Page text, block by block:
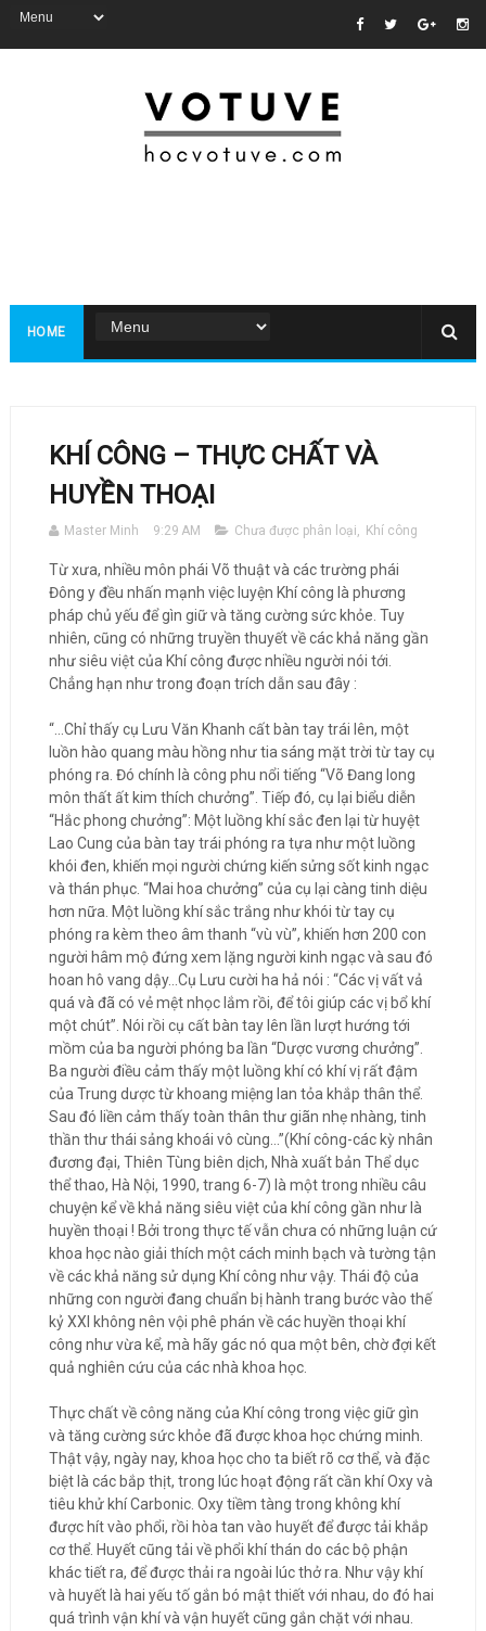
HOME
KHÍ CÔNG – THỰC CHẤT VÀ
HUYỀN THOẠI
Master Minh 9:29 AM Chưa được phân loại, Khí công
Từ xưa, nhiều môn phái Võ thuật và các trường phái
Đông y đều nhấn mạnh việc luyện Khí công là phương
pháp chủ yếu để gìn giữ và tăng cường sức khỏe. Tuy
nhiên, cũng có những truyền thuyết về các khả năng gần
như siêu việt của Khí công được nhiều người nói tới.
Chẳng hạn như trong đoạn trích dẫn sau đây :
“…Chỉ thấy cụ Lưu Văn Khanh cất bàn tay trái lên, một
luồn hào quang màu hồng như tia sáng mặt trời từ tay cụ
phóng ra. Đó chính là công phu nổi tiếng “Võ Đang long
môn thất ất kim thích chưởng”. Tiếp đó, cụ lại biểu diễn
“Hắc phong chưởng”: Một luồng khí sắc đen lại từ huyệt
Lao Cung của bàn tay trái phóng ra tựa như một luồng
khói đen, khiến mọi người chứng kiến sửng sốt kinh ngạc
và thán phục. “Mai hoa chưởng” của cụ lại càng tinh diệu
hơn nữa. Một luồng khí sắc trắng như khói từ tay cụ
phóng ra kèm theo âm thanh “vù vù”, khiến hơn 200 con
người hâm mộ đứng xem lặng người kinh ngạc và sau đó
hoan hô vang dậy…Cụ Lưu cười ha hả nói : “Các vị vất vả
quá và đã có vẻ mệt nhọc lắm rồi, để tôi giúp các vị bổ khí
một chút”. Nói rồi cụ cất bàn tay lên lần lượt hướng tới
mồm của ba người phóng ba lần “Dược vương chưởng”.
Ba người điều cảm thấy một luồng khí có khí vị rất đậm
của Trung dược từ khoang miệng lan tỏa khắp thân thể.
Sau đó liền cảm thấy toàn thân thư giãn nhẹ nhàng, tinh
thần thư thái sảng khoái vô cùng…”(Khí công-các kỳ nhân
đương đại, Thiên Tùng biên dịch, Nhà xuất bản Thể dục
thể thao, Hà Nội, 1990, trang 6-7) là một trong nhiều câu
chuyện kể về khả năng siêu việt của khí công gần như là
huyền thoại ! Bởi trong thực tế vẫn chưa có những luận cứ
khoa học nào giải thích một cách minh bạch và tường tận
về các khả năng sử dụng Khí công như vậy. Thái độ của
những con người đang chuẩn bị hành trang bước vào thế
kỷ XXI không nên vội phê phán về các huyền thoại khí
công như vừa kể, mà hãy gác nó qua một bên, chờ đợi kết
quả nghiên cứu của các nhà khoa học.
Thực chất về công năng của Khí công trong việc giữ gìn
và tăng cường sức khỏe đã được khoa học chứng minh.
Thật vậy, ngày nay, khoa học cho ta biết rõ cơ thể, và đặc
biệt là các bắp thịt, trong lúc hoạt động rất cần khí Oxy và
tiêu khử khí Carbonic. Oxy tiềm tàng trong không khí
được hít vào phổi, rồi hòa tan vào huyết để được tải khắp
cơ thể. Huyết cũng tải về phổi khí thán do các bộ phận
khác tiết ra, để được thải ra ngoài lúc thở ra. Như vậy khí
và huyết là hai yếu tố gắn bó mật thiết với nhau, do đó hai
quá trình vận khí và vận huyết cũng gắn chặt với nhau.